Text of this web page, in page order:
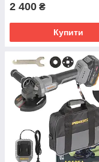
2 400 ₴
Купити